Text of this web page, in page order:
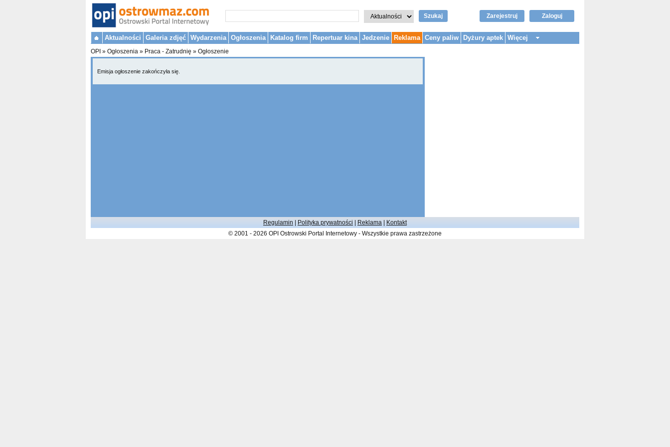
Szukaj Zaloguj
Zarejestruj
Aktualności Galeria zdjęć Wydarzenia Ogłoszenia Katalog firm Repertuar kina Jedzenie Reklama Ceny paliw Dyżury aptek Więcej
OPI » Ogłoszenia » Praca - Zatrudnię » Ogłoszenie
Emisja ogłoszenie zakończyła się.
Regulamin Polityka prywatności Reklama
Kontakt
© 2001 - 2026 OPI Ostrowski Portal Internetowy - Wszystkie prawa zastrzeżone